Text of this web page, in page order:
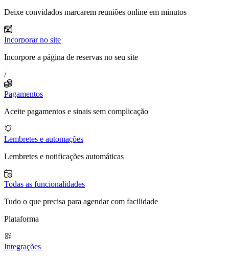
Deixe convidados marcarem reuniões online em minutos
Incorporar no site
Incorpore a página de reservas no seu site
/
Pagamentos
Aceite pagamentos e sinais sem complicação
Lembretes e automações
Lembretes e notificações automáticas
Todas as funcionalidades
Tudo o que precisa para agendar com facilidade
Plataforma
Integrações